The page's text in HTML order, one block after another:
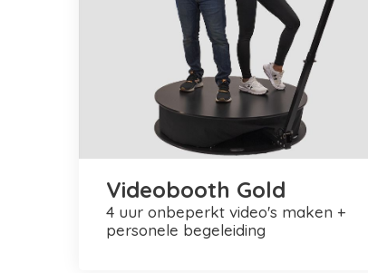
Videobooth Gold
4 uur onbeperkt video's maken +
personele begeleiding